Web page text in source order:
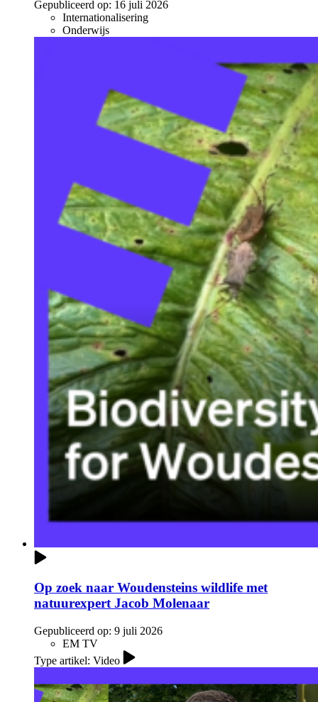
Gepubliceerd op: 16 juli 2026
Internationalisering
Onderwijs
Op zoek naar Woudensteins wildlife met
natuurexpert Jacob Molenaar
Gepubliceerd op: 9 juli 2026
EM TV
Type artikel: Video